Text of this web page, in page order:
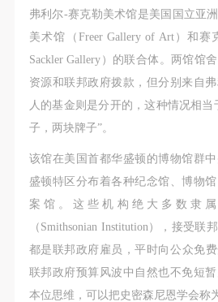
弗利尔-赛克勒美术馆是美国国立亚
美术馆（Freer Gallery of Art）和赛
Sackler Gallery）的联合体。两馆馆
资源和联邦政府拨款，但分别来自
人的基金则是分开的，这种情况相
子，两块牌子”。
该馆在美国首都华盛顿的博物馆群
盛顿特区分布着各种纪念馆、博物
案馆。这些机构绝大多数隶
（Smithsonian Institution），接受联
都是联邦政府雇员，平时向公众免
联邦政府预算风波中自然也不免短
本位思维，可以把史密森尼恩学会称
序、维护美术馆场地及展示、展
衍生品的安全。活动中一旦因个
地、空间、艺术品、衍生品等受
破坏。活动中任何非事故当事人
应的责任与损失，应由参与活动
文、组织规定进行协商和赔偿。
任和经济责任。
第六条
参与活动者在参与活动时应当在
动导师、教师指导下进行，并正
及到的绘画工具、创作材料及配
与者因个人原因在使用相应绘画
套设备、设施造成个人受伤、伤
序、维护美术馆场地及展示、展
衍生品的安全。活动中一旦因个
地、空间、艺术品、衍生品等受
破坏。活动中任何非事故当事人
应的责任与损失，应由参与活动
文、组织规定进行协商和赔偿。
任和经济责任。
第六条
参与活动者在参与活动时应当在
动导师、教师指导下进行，并正
及到的绘画工具、创作材料及配
与者因个人原因在使用相应绘画
套设备、设施造成个人受伤、伤
序、维护美术馆场地及展示、展
衍生品的安全。活动中一旦因个
地、空间、艺术品、衍生品等受
破坏。活动中任何非事故当事人
应的责任与损失，应由参与活动
文、组织规定进行协商和赔偿。
任和经济责任。
第六条
参与活动者在参与活动时应当在
动导师、教师指导下进行，并正
及到的绘画工具、创作材料及配
与者因个人原因在使用相应绘画
套设备、设施造成个人受伤、伤